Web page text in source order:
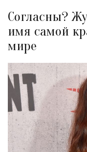
Согласны?
имя самой
мире